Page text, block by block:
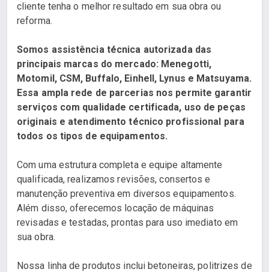
cliente tenha o melhor resultado em sua obra ou
reforma.
Somos assistência técnica autorizada das
principais marcas do mercado: Menegotti,
Motomil, CSM, Buffalo, Einhell, Lynus e Matsuyama.
Essa ampla rede de parcerias nos permite garantir
serviços com qualidade certificada, uso de peças
originais e atendimento técnico profissional para
todos os tipos de equipamentos.
Com uma estrutura completa e equipe altamente
qualificada, realizamos revisões, consertos e
manutenção preventiva em diversos equipamentos.
Além disso, oferecemos locação de máquinas
revisadas e testadas, prontas para uso imediato em
sua obra.
Nossa linha de produtos inclui betoneiras, politrizes de